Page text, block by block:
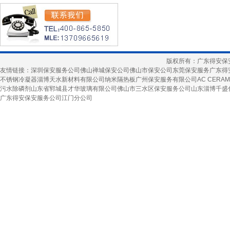
版权所有：广东得安
友情链接： 深圳保安服务公司 佛山禅城保安公司 佛山市保安公司 东莞保安服务广东得
不锈钢冷凝器淄博天水新材料有限公司 纳米隔热板广州保安服务有限公司 AC
污水除磷剂 山东省郓城县才华玻璃有限公司 佛山市三水区保安服务公司 山东淄博千
广东得安保安服务公司江门分公司